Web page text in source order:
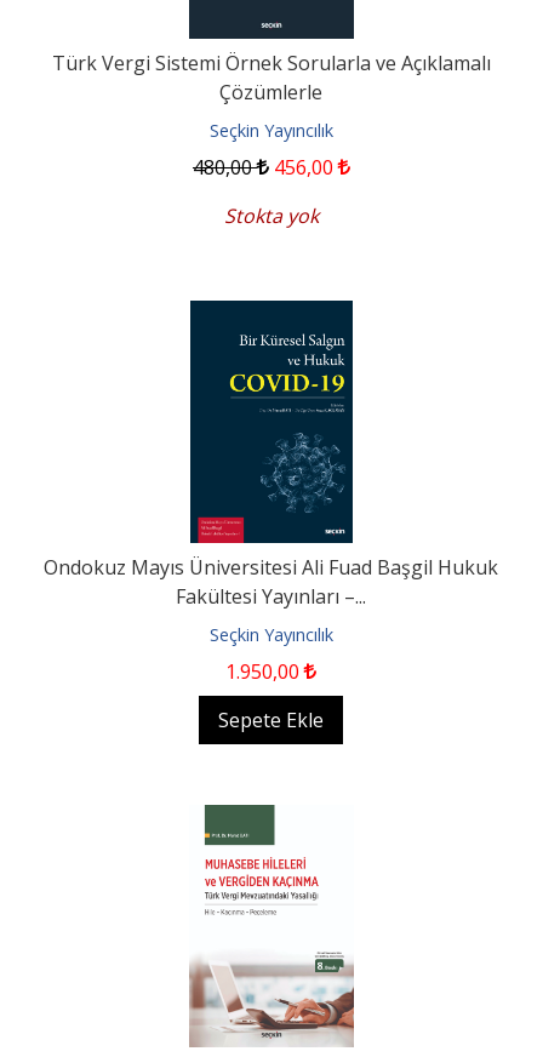
Türk Vergi Sistemi Örnek Sorularla ve Açıklamalı
Çözümlerle
Seçkin Yayıncılık
480,00 456,00
Stokta yok
Ondokuz Mayıs Üniversitesi Ali Fuad Başgil Hukuk
Fakültesi Yayınları –...
Seçkin Yayıncılık
1.950,00
Sepete Ekle